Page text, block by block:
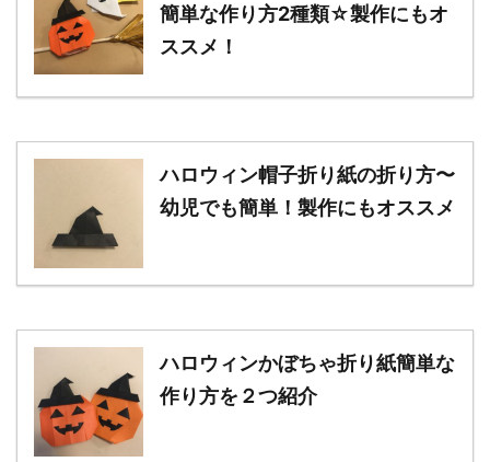
簡単な作り方2種類☆製作にもオ
ススメ！
ハロウィン帽子折り紙の折り方〜
幼児でも簡単！製作にもオススメ
ハロウィンかぼちゃ折り紙簡単な
作り方を２つ紹介